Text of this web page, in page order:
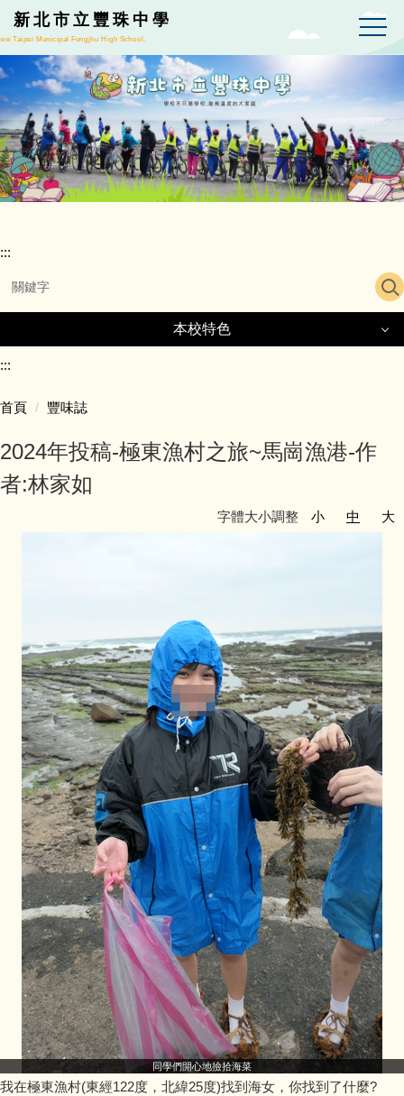
跳
到
主
要
容
區
新北市立豐珠中學
Taipei Municipal Fongjhu High School.
:::
本校特色
處室人員簡介
防災教育專區
會計專區
人事專區
豐味誌
藝術家駐校計畫
:::
首頁 豐味誌
2024年投稿-極東漁村之旅~馬崗漁港-作
者:林家如
字體大小調整 小 中 大
同學們開心地撿拾海菜
我在極東漁村(東經122度，北緯25度)找到海女，你找到了什麼?